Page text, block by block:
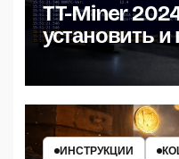
TT-Miner
установить и
на Windows
ИНСТРУКЦИИ